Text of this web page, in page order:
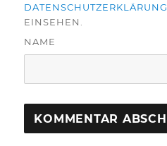
DATENSCHUTZERKLÄRUNG
EINSEHEN.
NAME